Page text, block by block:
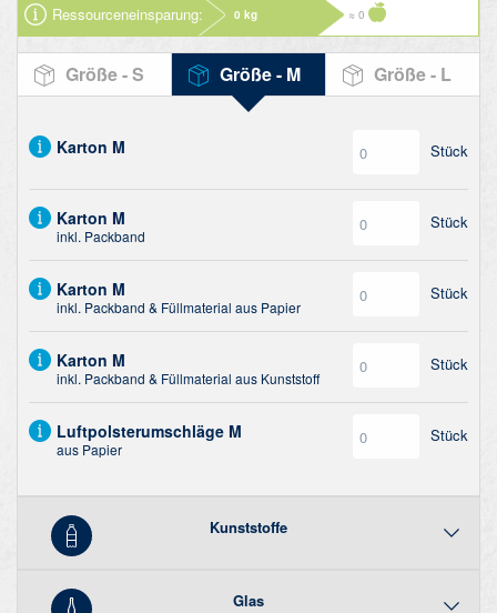
Ressourcen­einsparung: 0 kg ≈ 0
Größe - S Größe - M Größe - L
Karton M Stück
Karton M
inkl. Packband
Stück
Karton M
inkl. Packband & Füllmaterial aus Papier
Stück
Karton M
inkl. Packband & Füllmaterial aus Kunststoff
Stück
Luftpolsterumschläge M
aus Papier
Stück
Kunststoffe
Glas